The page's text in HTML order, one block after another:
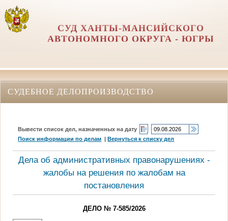
СУД ХАНТЫ-МАНСИЙСКОГО
АВТОНОМНОГО ОКРУГА - ЮГРЫ
СУДЕБНОЕ ДЕЛОПРОИЗВОДСТВО
Вывести список дел, назначенных на дату
Поиск информации по делам |Вернуться к списку дел
Дела об административных правонарушениях -
жалобы на решения по жалобам на
постановления
ДЕЛО № 7-585/2026